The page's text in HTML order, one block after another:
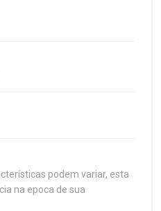
podem variar, esta
na epoca de sua